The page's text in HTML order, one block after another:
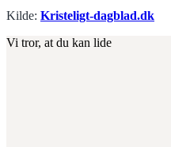
Kilde: Kristeligt-dagblad.dk
Vi tror, at du kan lide